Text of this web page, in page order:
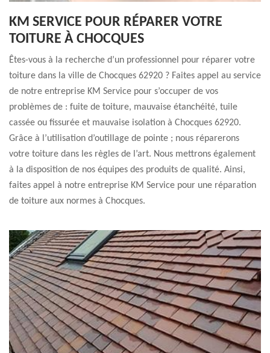
KM SERVICE POUR RÉPARER VOTRE
TOITURE À CHOCQUES
Êtes-vous à la recherche d’un professionnel pour réparer votre
toiture dans la ville de Chocques 62920 ? Faites appel au service
de notre entreprise KM Service pour s’occuper de vos
problèmes de : fuite de toiture, mauvaise étanchéité, tuile
cassée ou fissurée et mauvaise isolation à Chocques 62920.
Grâce à l’utilisation d’outillage de pointe ; nous réparerons
votre toiture dans les règles de l’art. Nous mettrons également
à la disposition de nos équipes des produits de qualité. Ainsi,
faites appel à notre entreprise KM Service pour une réparation
de toiture aux normes à Chocques.